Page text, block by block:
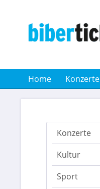
Home Konzerte
Konzerte
Kultur
Sport